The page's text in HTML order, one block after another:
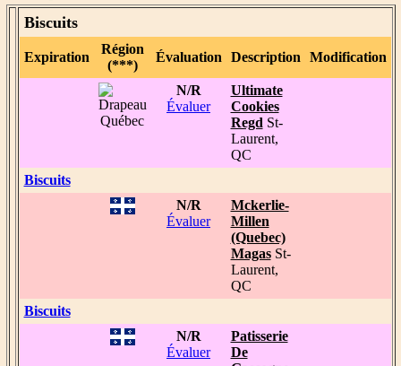
Biscuits
Expiration
Région
(***)
Évaluation Description Modification
N/R
Évaluer
Ultimate
Cookies
Regd St-
Laurent,
QC
Biscuits
N/R
Évaluer
Mckerlie-
Millen
(Quebec)
MagasSt-
Laurent,
QC
Biscuits
N/R
Évaluer
Patisserie
De